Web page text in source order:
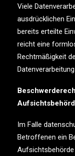
Viele
ausdrücklichen
bereits erteilte
reicht eine
Rechtmäßigkeit
Im Falle
Betroffenen ein